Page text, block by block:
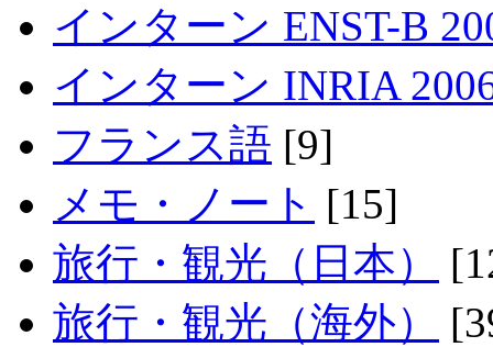
インターン ENST-B
インターン INRIA
フランス語 [9]
メモ・ノート [15]
旅行・観光（日本）
旅行・観光（海外）